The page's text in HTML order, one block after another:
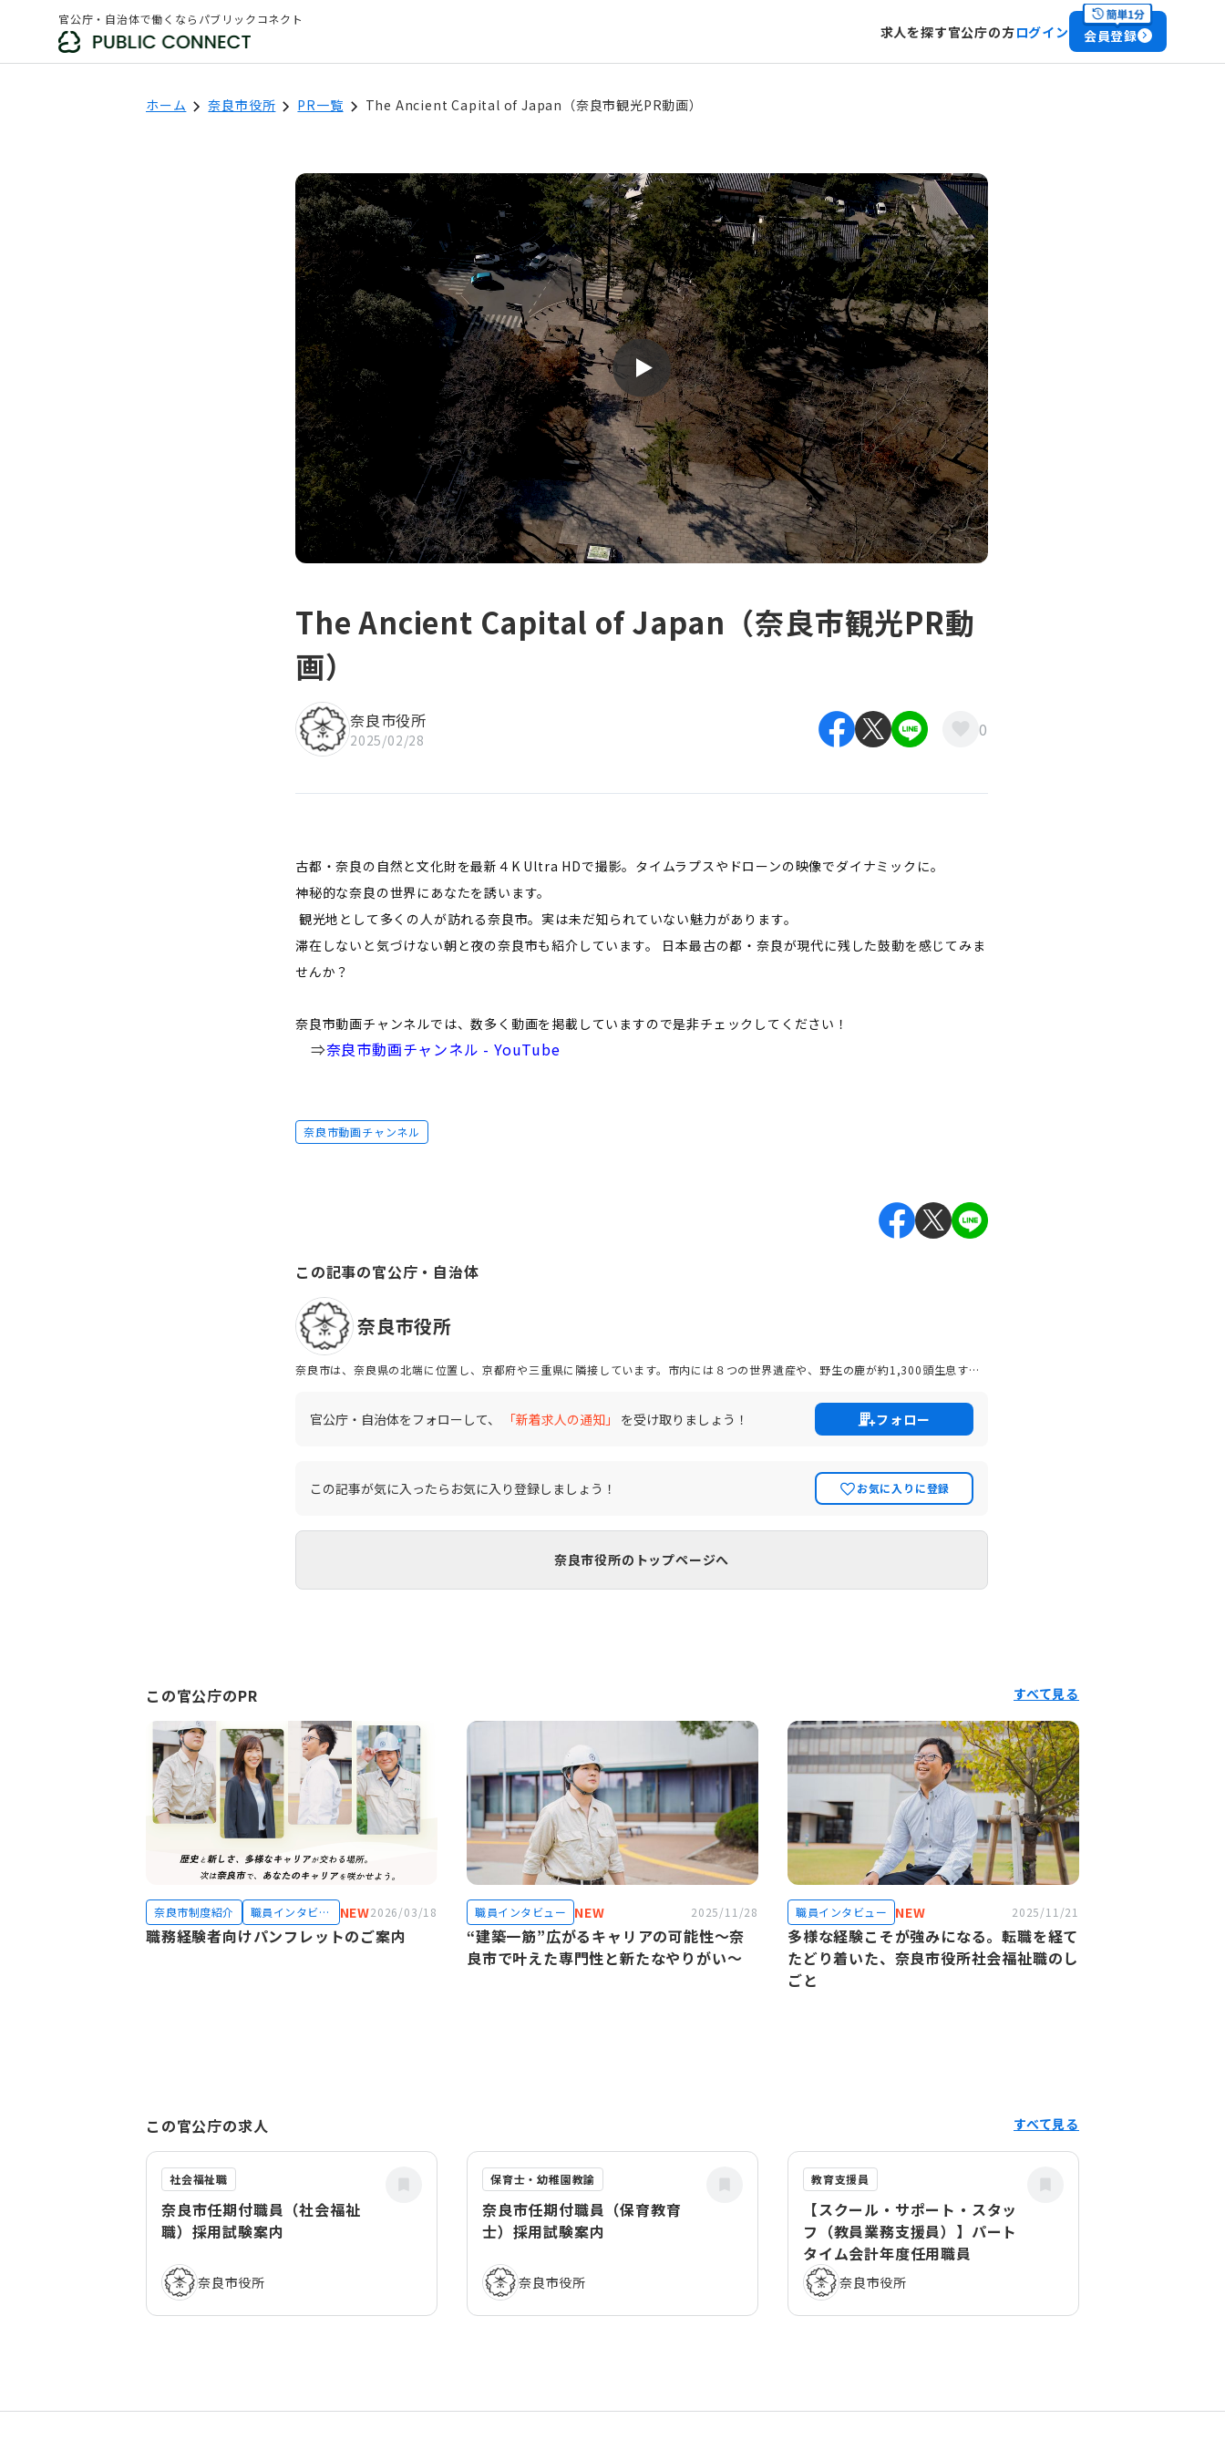
官公庁・自治体で働くならパブリックコネクト
求人を探す官公庁の方ログイン 会員登録
ホーム 奈良市役所 PR一覧 The Ancient Capital of Japan（奈良市観光PR動画）
The Ancient Capital of Japan（奈良市観光PR動
画）
奈良市役所
2025/02/28 0
古都・奈良の自然と文化財を最新４K Ultra HDで撮影。タイムラプスやドローンの映像でダイナミックに。
神秘的な奈良の世界にあなたを誘います。
観光地として多くの人が訪れる奈良市。実は未だ知られていない魅力があります。
滞在しないと気づけない朝と夜の奈良市も紹介しています。 日本最古の都・奈良が現代に残した鼓動を感じてみま
せんか？
奈良市動画チャンネルでは、数多く動画を掲載していますので是非チェックしてください！
⇒奈良市動画チャンネル - YouTube
奈良市動画チャンネル
この記事の官公庁・自治体
奈良市役所
奈良市は、奈良県の北端に位置し、京都府や三重県に隣接しています。市内には８つの世界遺産や、野生の鹿が約1,300頭生息する
まちとも言えます。 そんな奈良市のこれからを支え、更なる発展を続けるため、主体的に行動し、ともに成長できる人材を求めてい
ます。奈良愛とホスピタリティマインドに溢れた方々のご応募をお待ちしております！
官公庁・自治体をフォローして、 「新着求人の通知」 を受け取りましょう！ フォロー
この記事が気に入ったらお気に入り登録しましょう！ お気に入りに登録
奈良市役所のトップページへ
この官公庁のPR すべて見る
職務経験者向けパンフレットのご案内
奈良市制度紹介
職員インタビュ
ー
NEW2026/03/18
“建築一筋”広がるキャリアの可能性～奈
良市で叶えた専門性と新たなやりがい～
職員インタビュー NEW 2025/11/28
多様な経験こそが強みになる。転職を経て
たどり着いた、奈良市役所社会福祉職のし
ごと
職員インタビュー NEW 2025/11/21
この官公庁の求人 すべて見る
社会福祉職
奈良市任期付職員（社会福祉
職）採用試験案内
奈良市役所
保育士・幼稚園教諭
奈良市任期付職員（保育教育
士）採用試験案内
奈良市役所
教育支援員
【スクール・サポート・スタッ
フ（教員業務支援員）】パート
タイム会計年度任用職員
奈良市役所